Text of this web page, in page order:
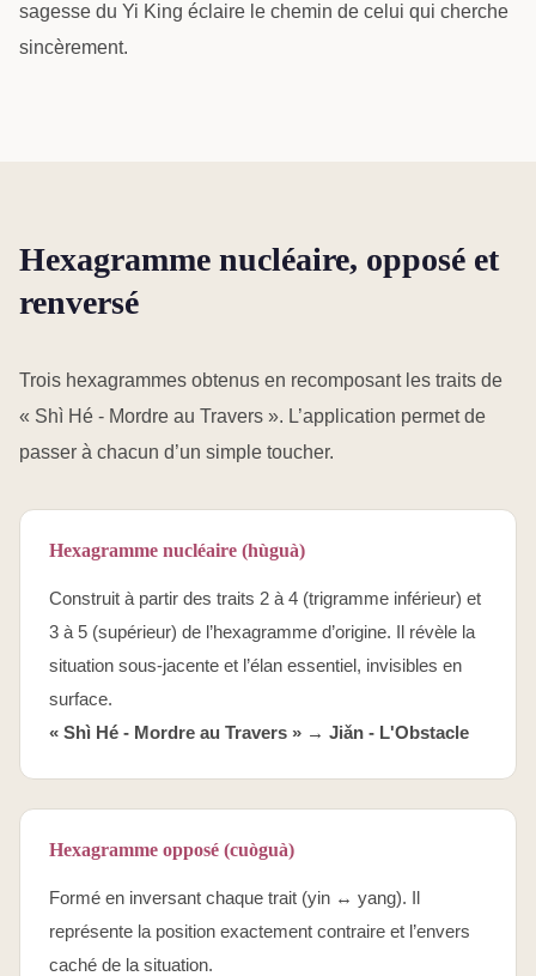
sagesse du Yi King éclaire le chemin de celui qui cherche
sincèrement.
Hexagramme nucléaire, opposé et
renversé
Trois hexagrammes obtenus en recomposant les traits de
« Shì Hé - Mordre au Travers ». L’application permet de
passer à chacun d’un simple toucher.
Hexagramme nucléaire (hùguà)
Construit à partir des traits 2 à 4 (trigramme inférieur) et
3 à 5 (supérieur) de l’hexagramme d’origine. Il révèle la
situation sous-jacente et l’élan essentiel, invisibles en
surface.
« Shì Hé - Mordre au Travers » → Jiǎn - L'Obstacle
Hexagramme opposé (cuòguà)
Formé en inversant chaque trait (yin ↔ yang). Il
représente la position exactement contraire et l’envers
caché de la situation.